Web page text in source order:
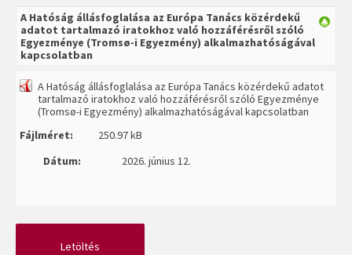
A Hatóság állásfoglalása az Európa Tanács közérdekű
adatot tartalmazó iratokhoz való hozzáférésről szóló
Egyezménye (Tromsø-i Egyezmény) alkalmazhatóságával
kapcsolatban
A Hatóság állásfoglalása az Európa Tanács közérdekű adatot
tartalmazó iratokhoz való hozzáférésről szóló Egyezménye
(Tromsø-i Egyezmény) alkalmazhatóságával kapcsolatban
Fájlméret:
250.97 kB
Dátum:
2026. június 12.